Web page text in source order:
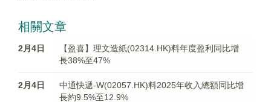
相關文章
2月4日
【盈喜】理文造紙(02314.HK)料年度盈利同比增
長38%至47%
2月4日
中通快遞-W(02057.HK)料2025年收入總額同比增
長約9.5%至12.9%